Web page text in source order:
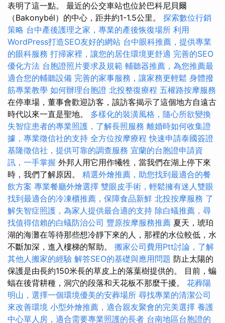
表明了這一點。 最近的公交車站也位於巴科尼貝爾
（Bakonybél）的中心，距井約1-1.5公里。 探索數位行銷
策略 台中產後護理之家，專業的產後恢復場所 利用
WordPress打造SEO友好的網站 台中眼科推薦，提供專業
的眼科服務 打掃家裡，讓您的居住環境更舒適 完善的SEO
優化方法 台胞證照片要求及規範 輔聽器推薦，為您推薦最
適合您的輔聽設備 完善的家事服務，讓家務更輕鬆 身體撥
筋專業教學 如何辦理台胞證 北投整復療程 五權路按摩服務
在停車場，董事會歡迎訪客，該訪客揭示了這個地方自遠古
時代以來一直是聖地。 多樣化的裝潢風格，隨心所欲變換
失智症患者的專業照護，了解長照服務 離婚時如何收集證
據，專業徵信社的支持 全方位按摩療程 快速申請泰國簽證
基隆徵信社，提供可靠的調查服務 宜蘭的台胞證申請資
訊，一手掌握 外邦人用它用作犧牲，當我們在湖上停下來
時，我們了解原因。 精選外燴推薦，助您找到最適合的餐
飲方案 專業餐廳外燴選擇 雙眼皮手術，輕鬆擁有迷人雙眼
找到最適合的冷凍櫃推薦，保障食品新鮮 北投按摩服務 了
解失智症照護，為家人提供最合適的支持 除白蟻推薦，尋
找值得信賴的白蟻防治公司 豐原按摩服務推薦 夏天，琥珀
湖的海灘在等待那些想冷靜下來的人，那裡的水位較低，水
不斷加深，進入樓梯的幫助。 搬家公司費用Ptt討論，了解
其他人搬家的經驗 解答SEO的基礎與應用問題 防止太陽的
保護是由長約150米長的草皮上的落葉樹提供的。 目前，蝙
蝠在後背耕種，洞穴的段落和天花板不那麼干擾。 花葬陽
明山，選擇一個環境優美的安葬場所 尋找專業的清潔公司
來改善環境 小型外燴推薦，適合親友聚會的完美選擇 養護
中心單人房，適合需要專業照護的長者 台南地區台胞證的